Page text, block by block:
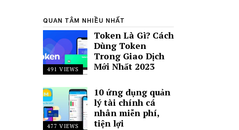
QUAN TÂM NHIỀU NHẤT
491 VIEWS
Token Là Gì? Cách
Dùng Token
Trong Giao Dịch
Mới Nhất 2023
477 VIEWS
10 ứng dụng quản
lý tài chính cá
nhân miễn phí,
tiện lợi